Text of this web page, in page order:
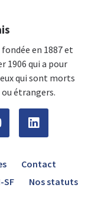
en 1887 et
1906 qui a pour
qui sont morts
ou étrangers.
Contact
SF Nos statuts